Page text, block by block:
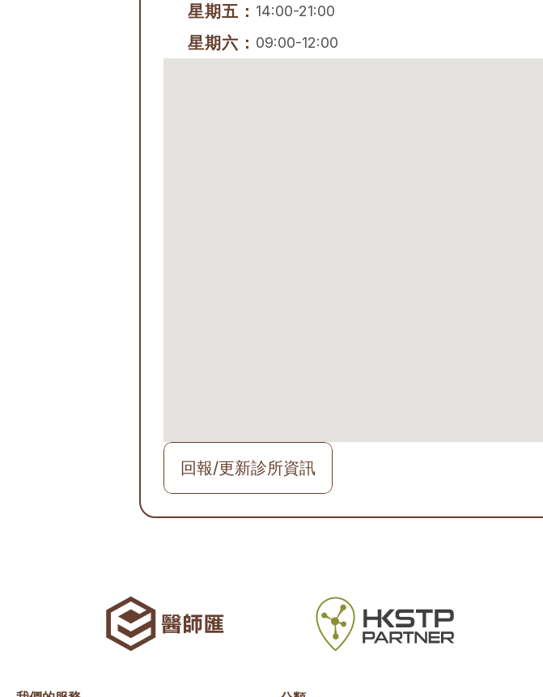
星期五： 14:00-21:00
星期六： 09:00-12:00
回報/更新診所資訊